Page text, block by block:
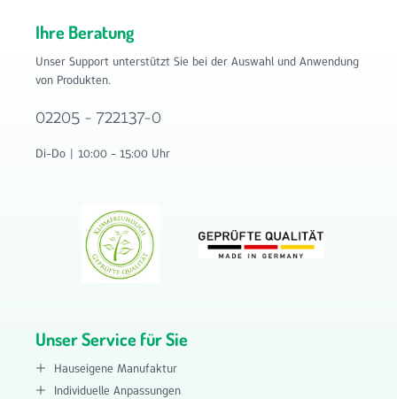
Ihre Beratung
Unser Support unterstützt Sie bei der Auswahl und Anwendung
von Produkten.
02205 - 722137-0
Di-Do | 10:00 - 15:00 Uhr
Unser Service für Sie
Hauseigene Manufaktur
Individuelle Anpassungen